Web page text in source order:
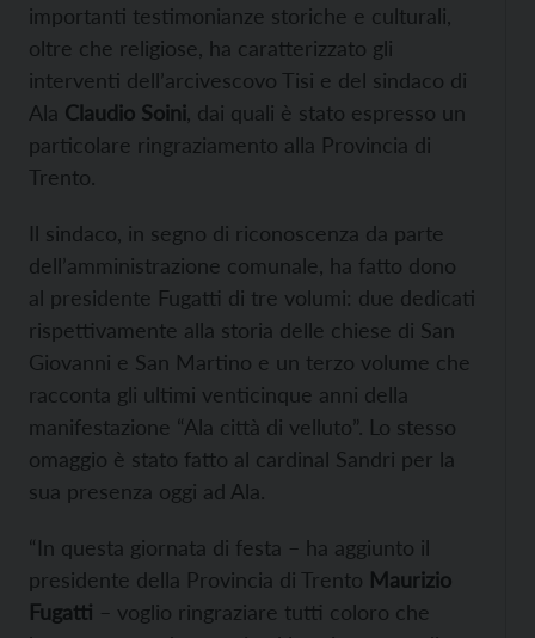
importanti testimonianze storiche e culturali,
oltre che religiose, ha caratterizzato gli
interventi dell’arcivescovo Tisi e del sindaco di
Ala Claudio Soini , dai quali è stato espresso un
particolare ringraziamento alla Provincia di
Trento.
Il sindaco, in segno di riconoscenza da parte
dell’amministrazione comunale, ha fatto dono
al presidente Fugatti di tre volumi: due dedicati
rispettivamente alla storia delle chiese di San
Giovanni e San Martino e un terzo volume che
racconta gli ultimi venticinque anni della
manifestazione “Ala città di velluto”. Lo stesso
omaggio è stato fatto al cardinal Sandri per la
sua presenza oggi ad Ala.
“In questa giornata di festa – ha aggiunto il
presidente della Provincia di Trento Maurizio
Fugatti – voglio ringraziare tutti coloro che